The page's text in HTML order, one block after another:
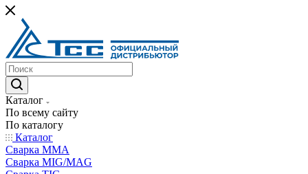
Каталог
По всему сайту
По каталогу
Каталог
Сварка MMA
Сварка MIG/MAG